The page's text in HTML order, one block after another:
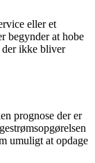
eller et
begynder at hobe
der ikke bliver
prognose der er
umuligt at opdage